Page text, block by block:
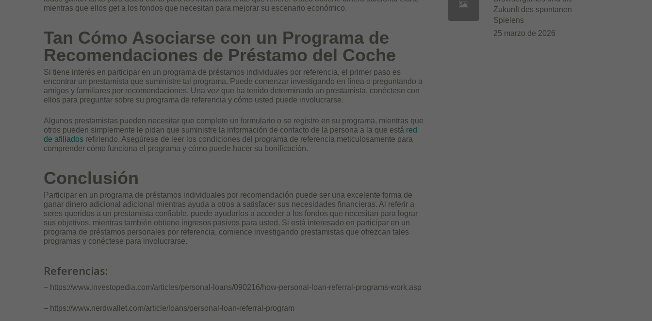
mientras que ellos get a los fondos que necesitan para mejorar su escenario económico.
Tan Cómo Asociarse con un Programa de
Recomendaciones de Préstamo del Coche
Si tiene interés en participar en un programa de préstamos individuales por referencia, el primer paso es
encontrar un prestamista que suministre tal programa. Puede comenzar investigando en línea o preguntando a
amigos y familiares por recomendaciones. Una vez que ha tenido determinado un prestamista, conéctese con
ellos para preguntar sobre su programa de referencia y cómo usted puede involucrarse.
Algunos prestamistas pueden necesitar que complete un formulario o se registre en su programa, mientras que
otros pueden simplemente le pidan que suministre la información de contacto de la persona a la que está red
de afiliados refiriendo. Asegúrese de leer los condiciones del programa de referencia meticulosamente para
comprender cómo funciona el programa y cómo puede hacer su bonificación.
Conclusión
Participar en un programa de préstamos individuales por recomendación puede ser una excelente forma de
ganar dinero adicional adicional mientras ayuda a otros a satisfacer sus necesidades financieras. Al referir a
seres queridos a un prestamista confiable, puede ayudarlos a acceder a los fondos que necesitan para lograr
sus objetivos, mientras también obtiene ingresos pasivos para usted. Si está interesado en participar en un
programa de préstamos personales por referencia, comience investigando prestamistas que ofrezcan tales
programas y conéctese para involucrarse.
Referencias:
– https://www.investopedia.com/articles/personal-loans/090216/how-personal-loan-referral-programs-work.asp
– https://www.nerdwallet.com/article/loans/personal-loan-referral-program
Zukunft des spontanen
Spielens
25 marzo de 2026